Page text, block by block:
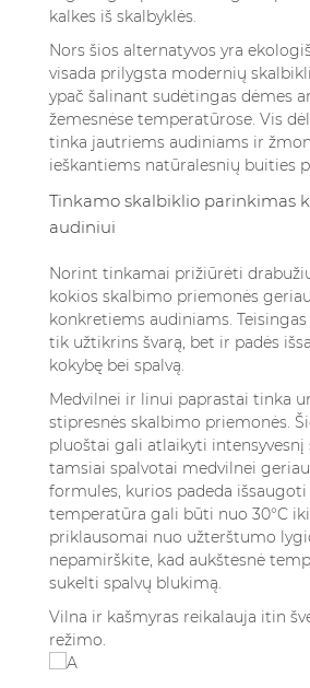
kalkes iš skalbyklės.
Nors šios alternatyvos yra
visada prilygsta modernių
ypač šalinant sudėtingas dėmes
žemesnėse temperatūrose. Vis
tinka jautriems audiniams ir
ieškantiems natūralesnių buities
Tinkamo skalbiklio parinkimas
audiniui
Norint tinkamai prižiūrėti
kokios skalbimo priemonės
konkretiems audiniams.
tik užtikrins švarą, bet ir padės
kokybę bei spalvą.
Medvilnei ir linui paprastai tinka
stipresnės skalbimo priemonės.
pluoštai gali atlaikyti intensyvesnį
tamsiai spalvotai medvilnei
formules, kurios padeda išsaugoti
temperatūra gali būti nuo 30°C iki
priklausomai nuo užterštumo
nepamirškite, kad aukštesnė
sukelti spalvų blukimą.
Vilna ir kašmyras reikalauja itin
režimo.